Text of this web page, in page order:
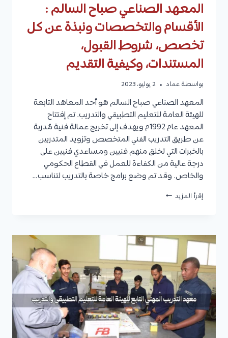
المعهد الصناعي صباح السالم :
الأقسام والتخصصات ونبذة عن كل
تخصص، شروط القبول،
المستندات، وكيفية التقديم
بواسطة عماد 2 يوليو، 2023
المعهد الصناعي صباح السالم هو أحد المعاهد التابعة
للهيئة العامة للتعليم التطبيقي والتدريب. تم إفتتاح
المعهد عام 1992م ويهدف إلى تخريج عمالة فنية مُدربة
عن طريق التدريب الفني المتخصص وتزويد المتدربين
بالخبرات التي تخلق منهم فنيين ومساعدي فنيين على
درجة عالية من الكفاءة للعمل في القطاع الحكومي
والخاص. وقد تم وضع برامج خاصة بالتدريب لتناسب…
إقرأ المزيد المعهد
:
الأقسام
ونبذة
عن
كل
تخصص،
شروط
القبول،
المستندات،
وكيفية